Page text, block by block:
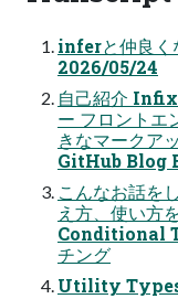
inferと仲良く
2026/05/24
自己紹介
ー フロントエ
きなマークア
GitHub Blog
こんなお話を
え方、使い
Conditional
チング
Utility